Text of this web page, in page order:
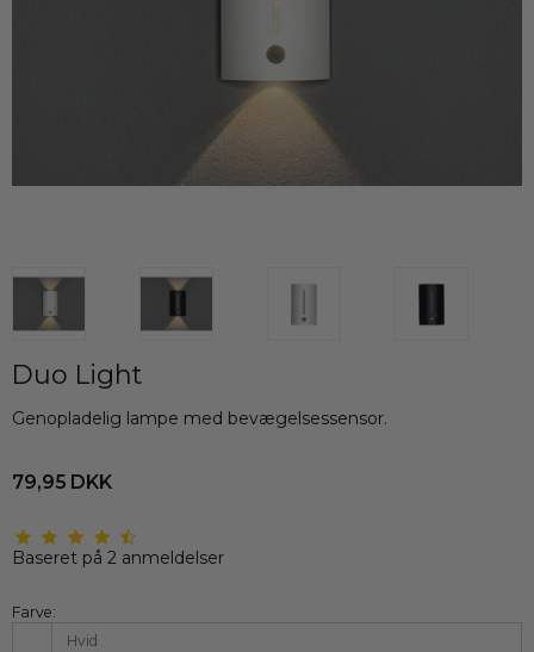
Duo Light
Genopladelig lampe med bevægelsessensor.
79,95 DKK
Baseret på 2 anmeldelser
Farve:
Hvid